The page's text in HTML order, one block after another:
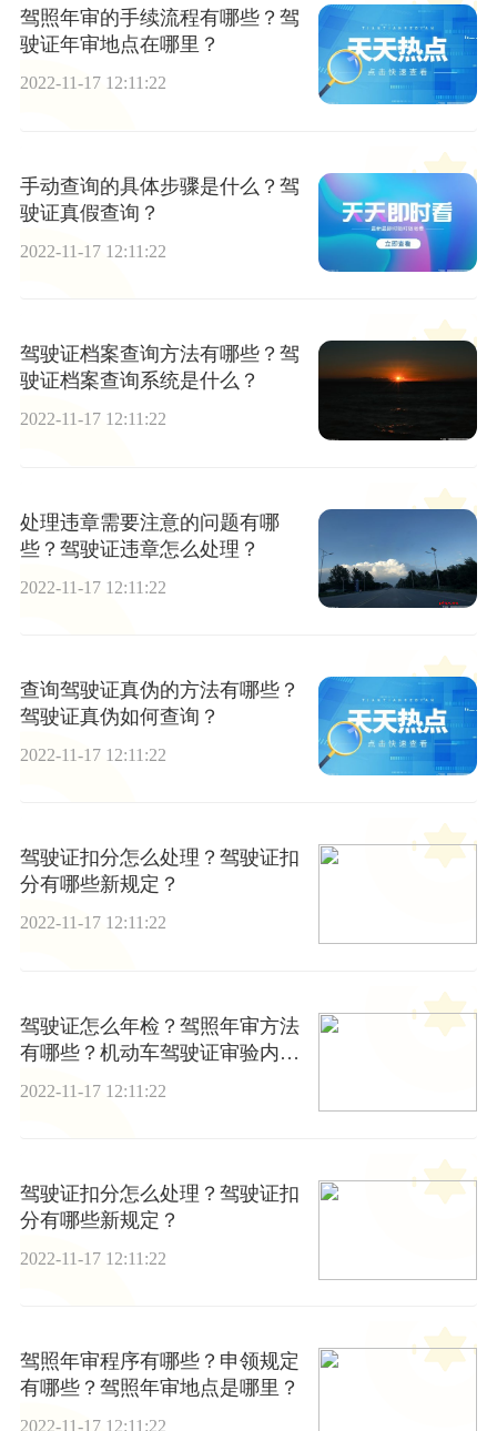
驾照年审的手续流程有哪些？驾
驶证年审地点在哪里？
2022-11-17 12:11:22
手动查询的具体步骤是什么？驾
驶证真假查询？
2022-11-17 12:11:22
驾驶证档案查询方法有哪些？驾
驶证档案查询系统是什么？
2022-11-17 12:11:22
处理违章需要注意的问题有哪
些？驾驶证违章怎么处理？
2022-11-17 12:11:22
查询驾驶证真伪的方法有哪些？
驾驶证真伪如何查询？
2022-11-17 12:11:22
驾驶证扣分怎么处理？驾驶证扣
分有哪些新规定？
2022-11-17 12:11:22
驾驶证怎么年检？驾照年审方法
有哪些？机动车驾驶证审验内容
2022-11-17 12:11:22
驾驶证扣分怎么处理？驾驶证扣
分有哪些新规定？
2022-11-17 12:11:22
驾照年审程序有哪些？申领规定
有哪些？驾照年审地点是哪里？
2022-11-17 12:11:22